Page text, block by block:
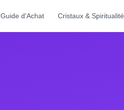
Guide d'Achat Cristaux & Spiritualité